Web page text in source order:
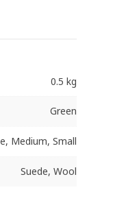
0.5 kg
Green
Medium, Small
Suede, Wool